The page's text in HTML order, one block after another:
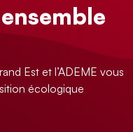
Est et l’ADEME vous
écologique